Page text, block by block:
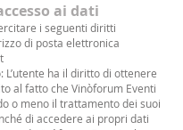
ai dati
i seguenti diritti
di posta elettronica
L’utente ha il diritto di ottenere
al fatto che Vinòforum Eventi
o meno il trattamento dei suoi
di accedere ai propri dati